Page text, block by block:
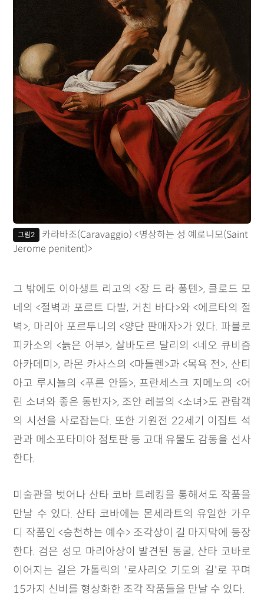
그림2
카라바조(Caravaggio) <명상하는 성 예로니모(Saint
Jerome penitent)>
그 밖에도 이아생트 리고의 <장 드 라 퐁텐>, 클로드 모
네의 <절벽과 포르트 다발, 거친 바다>와 <에르타의 절
벽>, 마리아 포르투니의 <양단 판매자>가 있다. 파블로
피카소의 <늙은 어부>, 살바도르 달리의 <네오 큐비즘
아카데미>, 라몬 카사스의 <마들렌>과 <목욕 전>, 산티
아고 루시뇰의 <푸른 안뜰>, 프란세스크 지메노의 <어
린 소녀와 좋은 동반자>, 조안 레불의 <소녀>도 관람객
의 시선을 사로잡는다. 또한 기원전 22세기 이집트 석
관과 메소포타미아 점토판 등 고대 유물도 감동을 선사
한다.
미술관을 벗어나 산타 코바 트레킹을 통해서도 작품을
만날 수 있다. 산타 코바에는 몬세라트의 유일한 가우
디 작품인 <승천하는 예수> 조각상이 길 마지막에 등장
한다. 검은 성모 마리아상이 발견된 동굴, 산타 코바로
이어지는 길은 가톨릭의 '로사리오 기도의 길'로 꾸며
15가지 신비를 형상화한 조각 작품들을 만날 수 있다.